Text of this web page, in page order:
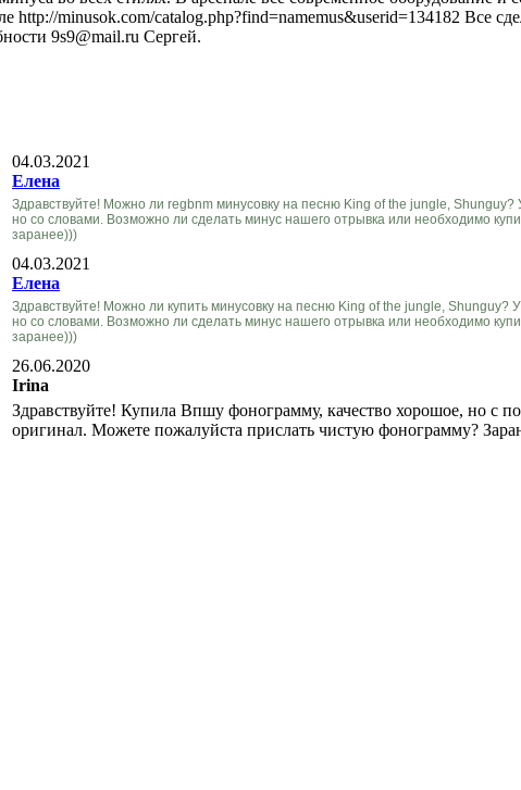
http://minusok.com/catalog.php?find=namemus&userid=134182 Все
9s9@mail.ru Сергей.
04.03.2021
Елена
Здравствуйте! Можно ли regbnm минусовку на песню King of the jungle,
но со словами. Возможно ли сделать минус нашего отрывка или необходимо
заранее)))
04.03.2021
Елена
Здравствуйте! Можно ли купить минусовку на песню King of the jungle, Shunguy?
но со словами. Возможно ли сделать минус нашего отрывка или необходимо
заранее)))
26.06.2020
Irina
Здравствуйте! Купила Впшу фонограмму, качество хорошое, но с
оригинал. Можете пожалуйста прислать чистую фонограмму?